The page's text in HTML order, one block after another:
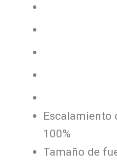
Escalamiento
100%
Tamaño de